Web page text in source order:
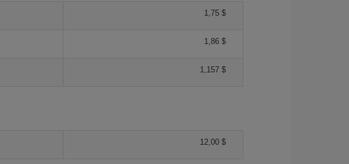
1,75 $
1,86 $
1,157 $
12,00 $